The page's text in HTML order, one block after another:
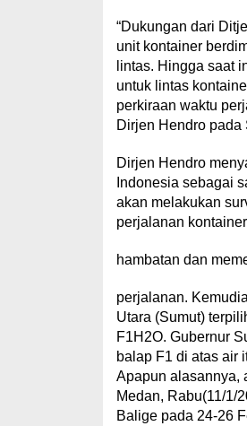
“Dukungan dari
unit kontainer
lintas. Hingga saat
untuk lintas
perkiraan waktu
Dirjen Hendro pada
Dirjen Hendro
Indonesia sebagai
akan melakukan
perjalanan
hambatan dan
perjalanan.
Utara (Sumut)
F1H2O. Gubernur
balap F1 di atas air
Apapun alasannya,
Medan, Rabu(11/1/
Balige pada 24-26